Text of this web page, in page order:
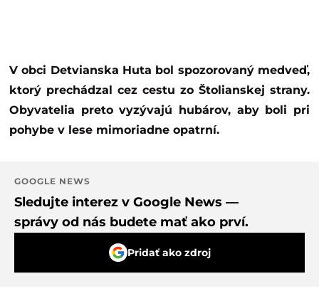
V obci Detvianska Huta bol spozorovaný medveď,
ktorý prechádzal cez cestu zo Štolianskej strany.
Obyvatelia preto vyzývajú hubárov, aby boli pri
pohybe v lese mimoriadne opatrní.
GOOGLE NEWS
Sledujte interez v Google News —
správy od nás budete mať ako prví.
Pridať ako zdroj